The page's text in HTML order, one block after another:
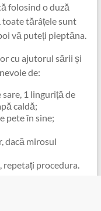
folosind o duză
toate tărâțele sunt
vă puteți pieptăna.
cu ajutorul sării și
de:
1 linguriță de
caldă;
pete în sine;
dacă mirosul
procedura.